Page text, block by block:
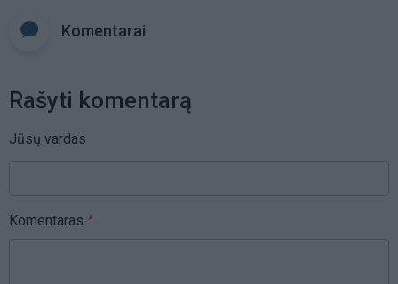
Komentarai
Rašyti komentarą
Jūsų vardas
Komentaras